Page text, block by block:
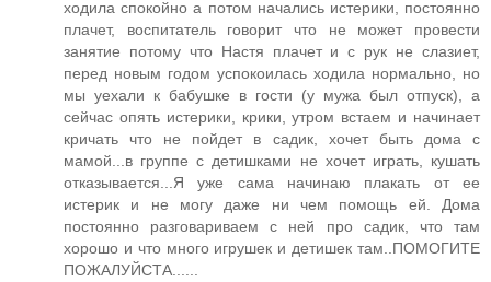
ходила спокойно а потом начались истерики, постоянно
плачет, воспитатель говорит что не может провести
занятие потому что Настя плачет и с рук не слазиет,
перед новым годом успокоилась ходила нормально, но
мы уехали к бабушке в гости (у мужа был отпуск), а
сейчас опять истерики, крики, утром встаем и начинает
кричать что не пойдет в садик, хочет быть дома с
мамой...в группе с детишками не хочет играть, кушать
отказывается...Я уже сама начинаю плакать от ее
истерик и не могу даже ни чем помощь ей. Дома
постоянно разговариваем с ней про садик, что там
хорошо и что много игрушек и детишек там..ПОМОГИТЕ
ПОЖАЛУЙСТА......